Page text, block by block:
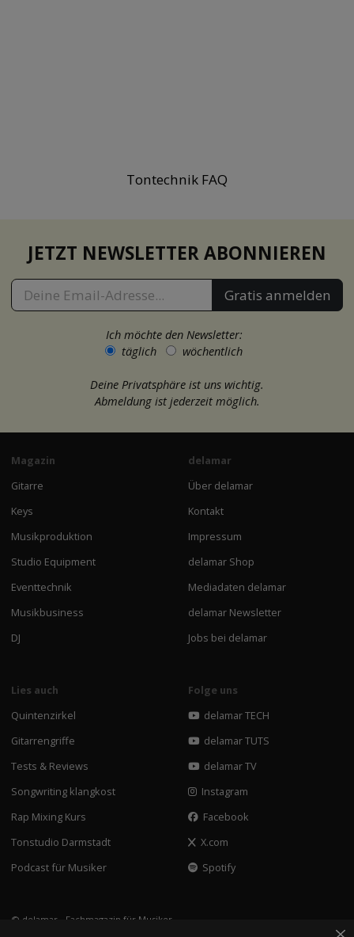
Tontechnik FAQ
JETZT NEWSLETTER ABONNIEREN
Gratis anmelden
Ich möchte den Newsletter:
täglich
wöchentlich
Deine Privatsphäre ist uns wichtig.
Abmeldung ist jederzeit möglich.
Magazin
Gitarre
Keys
Musikproduktion
Studio Equipment
Eventtechnik
Musikbusiness
DJ
delamar
Über delamar
Kontakt
Impressum
delamar Shop
Mediadaten delamar
delamar Newsletter
Jobs bei delamar
Lies auch
Quintenzirkel
Gitarrengriffe
Tests & Reviews
Songwriting klangkost
Rap Mixing Kurs
Tonstudio Darmstadt
Podcast für Musiker
Folge uns
delamar TECH
delamar TUTS
delamar TV
Instagram
Facebook
X.com
Spotify
© delamar - Fachmagazin für Musiker